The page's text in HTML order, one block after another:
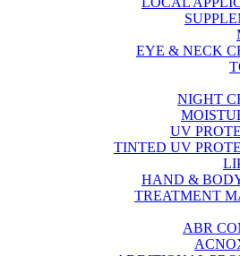
EYE & NECK
NIGHT
UV
TINTED UV
HAND &
TREATMENT
ABR